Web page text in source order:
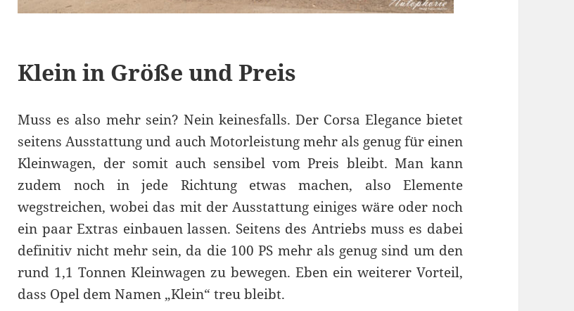
Klein in Größe und Preis
Muss es also mehr sein? Nein keinesfalls. Der Corsa Elegance bietet
seitens Ausstattung und auch Motorleistung mehr als genug für einen
Kleinwagen, der somit auch sensibel vom Preis bleibt. Man kann
zudem noch in jede Richtung etwas machen, also Elemente
wegstreichen, wobei das mit der Ausstattung einiges wäre oder noch
ein paar Extras einbauen lassen. Seitens des Antriebs muss es dabei
definitiv nicht mehr sein, da die 100 PS mehr als genug sind um den
rund 1,1 Tonnen Kleinwagen zu bewegen. Eben ein weiterer Vorteil,
dass Opel dem Namen „Klein“ treu bleibt.